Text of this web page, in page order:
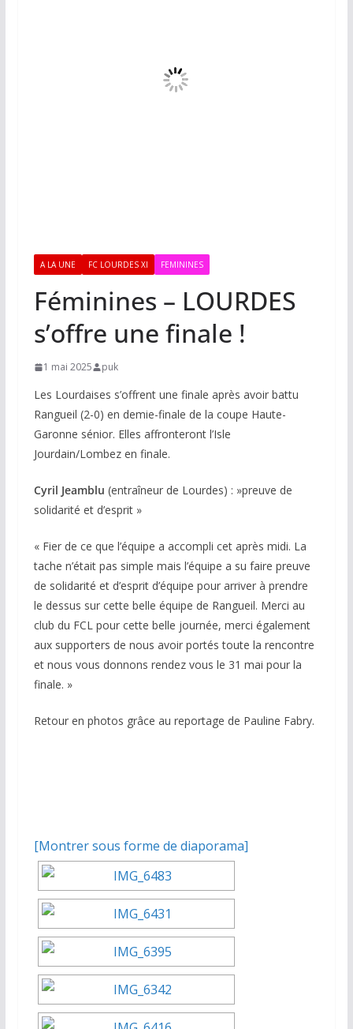
A LA UNE FC LOURDES XI FEMININES
Féminines – LOURDES
s’offre une finale !
1 mai 2025 puk
Les Lourdaises s’offrent une finale après avoir battu
Rangueil (2-0) en demie-finale de la coupe Haute-
Garonne sénior. Elles affronteront l’Isle
Jourdain/Lombez en finale.
Cyril Jeamblu (entraîneur de Lourdes) : »preuve de
solidarité et d’esprit »
« Fier de ce que l’équipe a accompli cet après midi. La
tache n’était pas simple mais l’équipe a su faire preuve
de solidarité et d’esprit d’équipe pour arriver à prendre
le dessus sur cette belle équipe de Rangueil. Merci au
club du FCL pour cette belle journée, merci également
aux supporters de nous avoir portés toute la rencontre
et nous vous donnons rendez vous le 31 mai pour la
finale. »
Retour en photos grâce au reportage de Pauline Fabry.
[Montrer sous forme de diaporama]